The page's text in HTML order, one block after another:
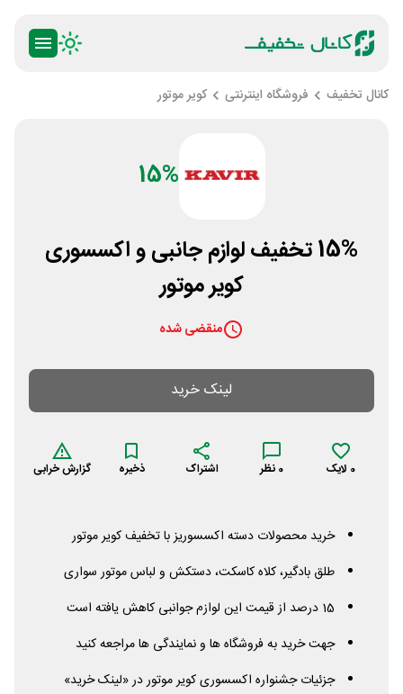
کانال تخفیف فروشگاه اینترنتی کویر موتور
15%
15% تخفیف لوازم جانبی و اکسسوری
کویر موتور
منقضی شده
لینک خرید
0 لایک 0 نظر اشتراک ذخیره گزارش خرابی
خرید محصولات دسته اکسسوریز با تخفیف کویر موتور
طلق بادگیر، کلاه کاسکت، دستکش و لباس موتور سواری
15 درصد از قیمت این لوازم جوانبی کاهش یافته است
جهت خرید به فروشگاه ها و نمایندگی ها مراجعه کنید
جزئیات جشنواره اکسسوری کویر موتور در «لینک خرید»